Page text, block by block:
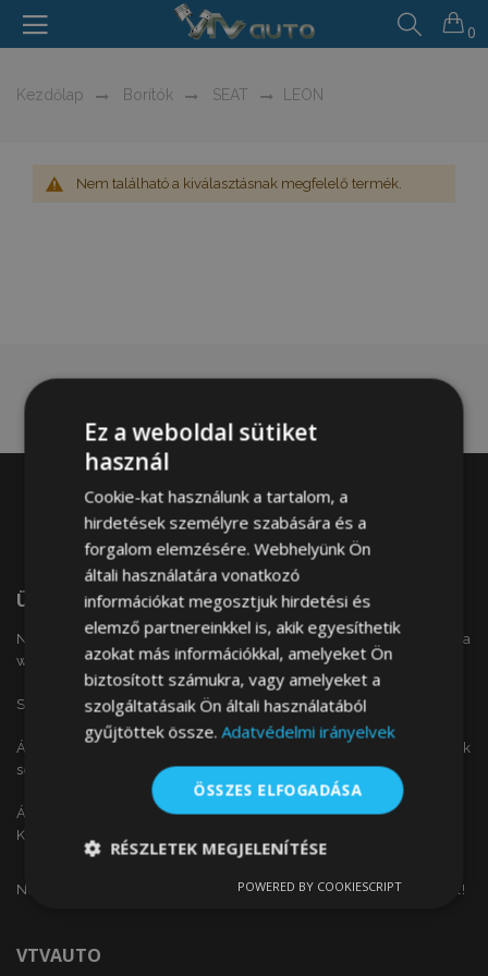
0
Kezdőlap Borítók SEAT LEON
Nem található a kiválasztásnak megfelelő termék.
Üdvözöljük
Nem találta meg a keresett autóalkatrészt a
weboldalunkon?
Szeretne érdeklődni alkatrész árainkról?
Árajánlat kérését leadhatja a következő űrlap kitöltésének
segítségével.
Árajánlat kéréshez kattintsonide.
Köszönjük!
Ne hagyja ki a nap ajánlatait, akcióit és az olcsó termékeket!
VTVAUTO
Ez a weboldal sütiket
használ
Cookie-kat használunk a tartalom, a
hirdetések személyre szabására és a
forgalom elemzésére. Webhelyünk Ön
általi használatára vonatkozó
információkat megosztjuk hirdetési és
elemző partnereinkkel is, akik egyesíthetik
azokat más információkkal, amelyeket Ön
biztosított számukra, vagy amelyeket a
szolgáltatásaik Ön általi használatából
gyűjtöttek össze.Adatvédelmi irányelvek
ÖSSZES ELFOGADÁSA
RÉSZLETEK MEGJELENÍTÉSE
Elengedhetetlenül
Teljesítmény
POWERED BY COOKIESCRIPT